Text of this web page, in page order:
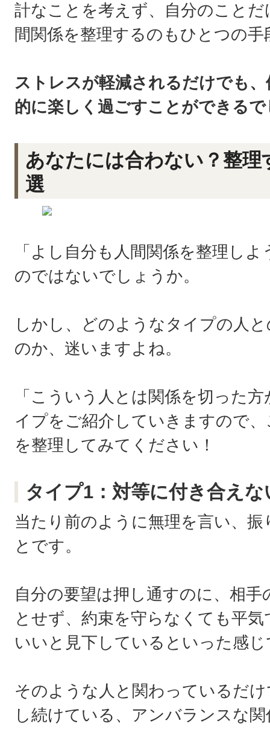
計なことを考えず、自分のこと
間関係を整理するのもひとつの手
ストレスが軽減されるだけでも
的に楽しく過ごすことができる
あなたには合わない？整
選
「よし自分も人間関係を整理し
のではないでしょうか。
しかし、どのようなタイプの人
のか、迷いますよね。
「こういう人とは関係を切った
イプをご紹介していきますので
を整理してみてください！
タイプ1：対等に付き合えな
当たり前のように無理を言い、
とです。
自分の要望は押し通すのに、相
とせず、約束を守らなくても平
いいと見下しているといった感
そのような人と関わっているだ
し続けている、アンバランスな